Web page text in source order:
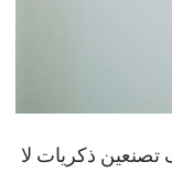
تصنعين ذكريات لا